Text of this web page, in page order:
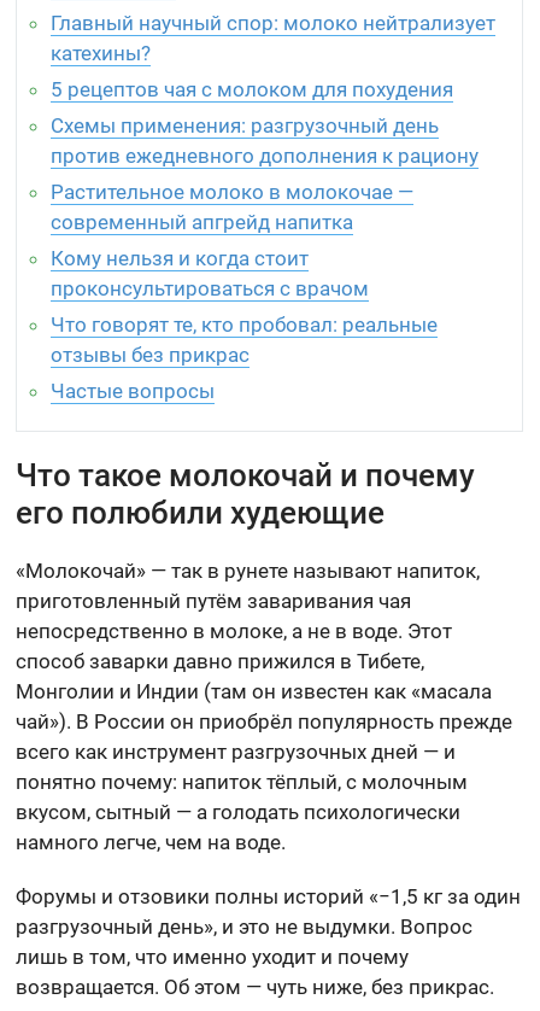
Главный научный спор: молоко нейтрализует
катехины?
5 рецептов чая с молоком для похудения
Схемы применения: разгрузочный день
против ежедневного дополнения к рациону
Растительное молоко в молокочае —
современный апгрейд напитка
Кому нельзя и когда стоит
проконсультироваться с врачом
Что говорят те, кто пробовал: реальные
отзывы без прикрас
Частые вопросы
Что такое молокочай и почему
его полюбили худеющие
«Молокочай» — так в рунете называют напиток,
приготовленный путём заваривания чая
непосредственно в молоке, а не в воде. Этот
способ заварки давно прижился в Тибете,
Монголии и Индии (там он известен как «масала
чай»). В России он приобрёл популярность прежде
всего как инструмент разгрузочных дней — и
понятно почему: напиток тёплый, с молочным
вкусом, сытный — а голодать психологически
намного легче, чем на воде.
Форумы и отзовики полны историй «−1,5 кг за один
разгрузочный день», и это не выдумки. Вопрос
лишь в том, что именно уходит и почему
возвращается. Об этом — чуть ниже, без прикрас.